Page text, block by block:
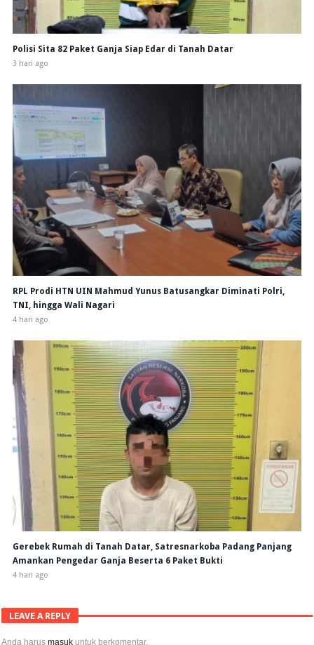
Polisi Sita 82 Paket Ganja Siap Edar di Tanah Datar
3 hari ago
RPL Prodi HTN UIN Mahmud Yunus Batusangkar Diminati Polri,
TNI, hingga Wali Nagari
4 hari ago
Gerebek Rumah di Tanah Datar, Satresnarkoba Padang Panjang
Amankan Pengedar Ganja Beserta 6 Paket Bukti
4 hari ago
LEAVE A REPLY
Anda harusmasuk untuk berkomentar.